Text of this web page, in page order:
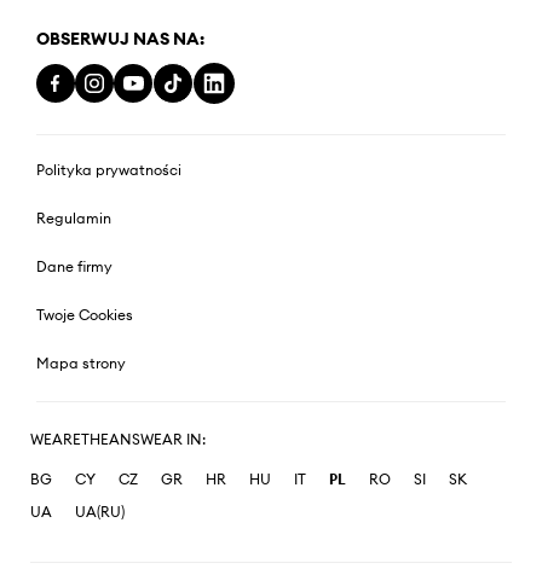
OBSERWUJ NAS NA:
Polityka prywatności
Regulamin
Dane firmy
Twoje Cookies
Mapa strony
WEARETHEANSWEAR IN:
BG CY CZ GR HR HU IT PL RO SI
SK
UA
UA(RU)